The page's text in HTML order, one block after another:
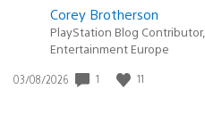
Corey Brotherson
PlayStation Blog
Entertainment Europe
Date
03/08/2026 1 11